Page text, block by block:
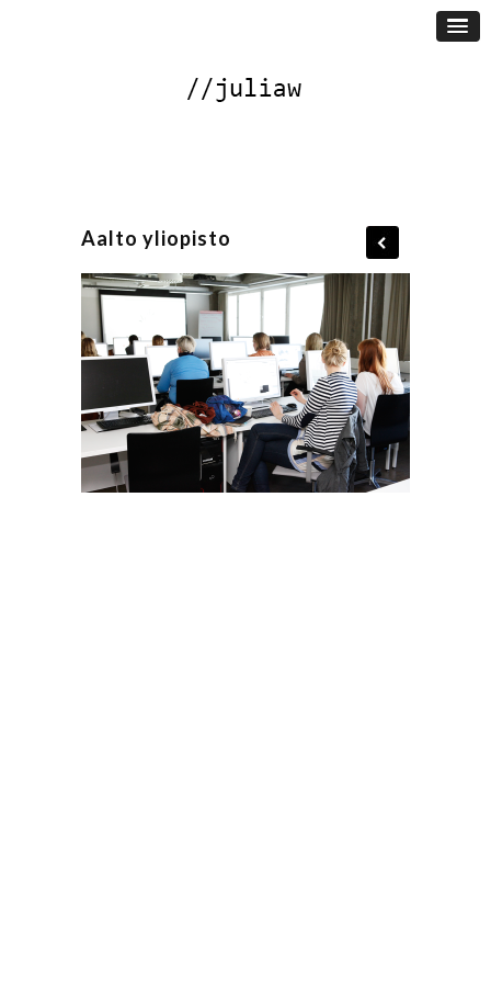
Aalto yliopisto